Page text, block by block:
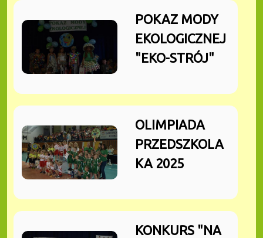
POKAZ MODY
EKOLOGICZNEJ
"EKO-STRÓJ"
OLIMPIADA
PRZEDSZKOLA
KA 2025
KONKURS "NA